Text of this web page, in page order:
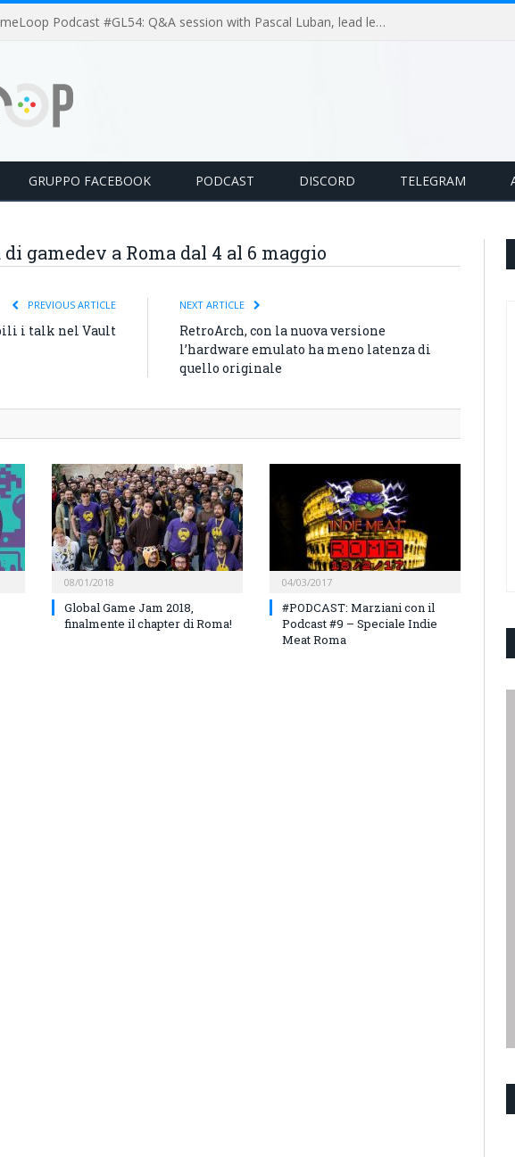
GameLoop Podcast #GL54: Q&A session with Pascal Luban, lead level designer on Splinter Cell multiplayer games
GRUPPO FACEBOOK PODCAST DISCORD TELEGRAM
gamedev a Roma dal 4 al 6 maggio
PREVIOUS ARTICLE
i talk nel Vault
NEXT ARTICLE
RetroArch, con la nuova versione
l’hardware emulato ha meno latenza di
quello originale
08/01/2018
Global Game Jam 2018,
finalmente il chapter di Roma!
04/03/2017
#PODCAST: Marziani con il
Podcast #9 – Speciale Indie
Meat Roma